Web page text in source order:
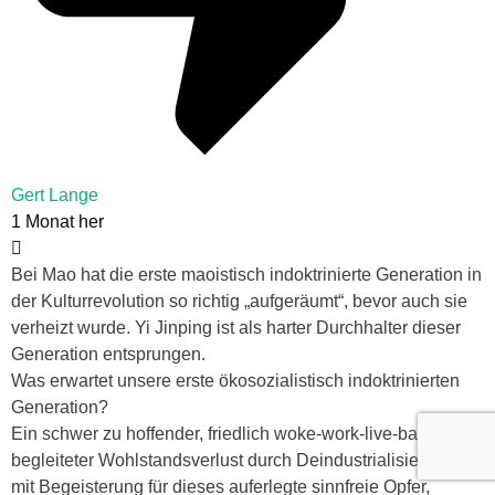
Gert Lange
1 Monat her
Bei Mao hat die erste maoistisch indoktrinierte Generation in
der Kulturrevolution so richtig „aufgeräumt“, bevor auch sie
verheizt wurde. Yi Jinping ist als harter Durchhalter dieser
Generation entsprungen.
Was erwartet unsere erste ökosozialistisch indoktrinierten
Generation?
Ein schwer zu hoffender, friedlich woke-work-live-balance
begleiteter Wohlstandsverlust durch Deindustrialisierung,
mit Begeisterung für dieses auferlegte sinnfreie Opfer,